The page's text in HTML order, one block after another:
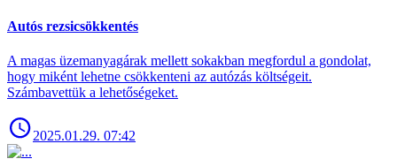
Autós rezsicsökkentés
A magas üzemanyagárak mellett sokakban megfordul a gondolat,
hogy miként lehetne csökkenteni az autózás költségeit.
Számbavettük a lehetőségeket.
2025.01.29. 07:42